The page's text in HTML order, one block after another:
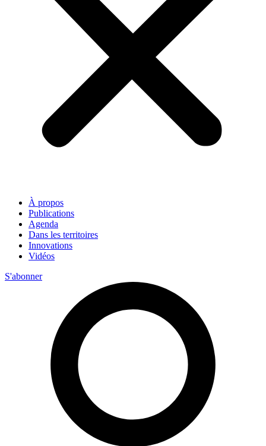
À propos
Publications
Agenda
Dans les territoires
Innovations
Vidéos
S'abonner